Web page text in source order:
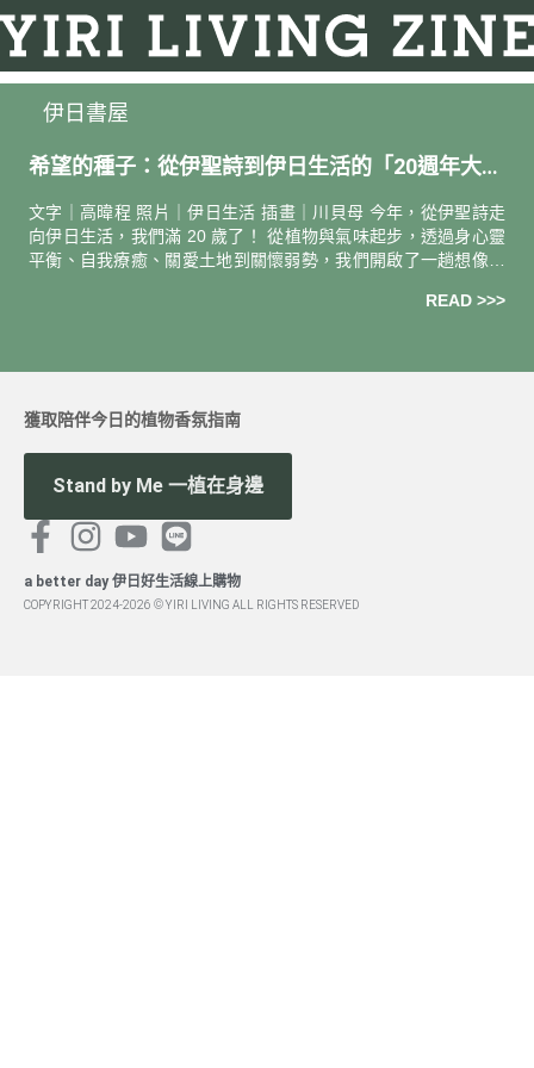
伊日書屋
希望的種子：從伊聖詩到伊日生活的「20週年大事
文字｜高暐程 照片｜伊日生活 插畫｜川貝母 今年，從伊聖詩走
向伊日生活，我們滿 20 歲了！ 從植物與氣味起步，透過身心靈
平衡、自我療癒、關愛土地到關懷弱勢，我們開啟了一趟想像及
READ >>>
a better day 伊日好生活線上購物
COPYRIGHT 2024-2026 © YIRI LIVING ALL RIGHTS RESERVED
獲取陪伴今日的植物香氛指南
Stand by Me 一植在身邊